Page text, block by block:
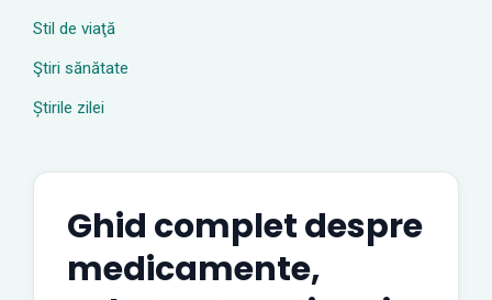
Stil de viaţă
Ştiri sănătate
Știrile zilei
Ghid complet despre
medicamente,